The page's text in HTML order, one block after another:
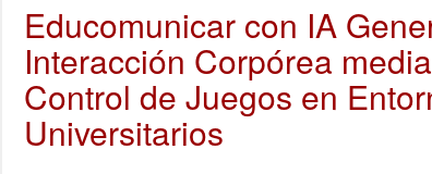
Educomunicar con IA
Interacción Corpórea
Control de Juegos en
Universitarios